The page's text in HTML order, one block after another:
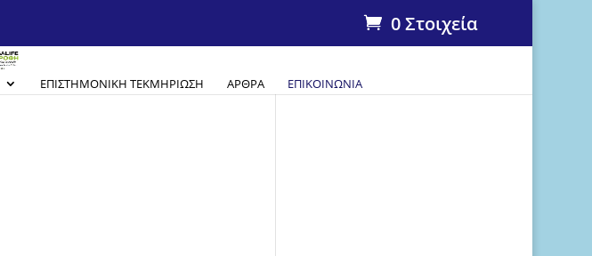
0 Στοιχεία
EΠΙΣΤΗΜΟΝΙΚΉ ΤΕΚΜΗΡΊΩΣΗ ΆΡΘΡΑ ΕΠΙΚΟΙΝΩΝΊΑ